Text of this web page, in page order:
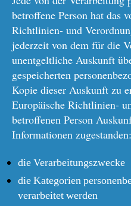
betroffene Person hat das
Richtlinien- und
jederzeit von dem für die
unentgeltliche Auskunft
gespeicherten
Kopie dieser Auskunft zu
Europäische Richtlinien-
betroffenen Person
Informationen zugestanden:
die Verarbeitungszwecke
die Kategorien
verarbeitet werden